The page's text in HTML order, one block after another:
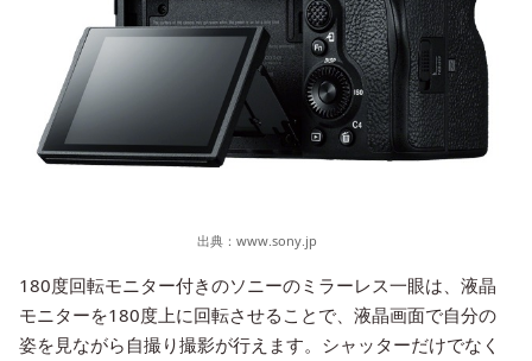
出典： www.sony.jp
180度回転モニター付きのソニーのミラーレス一眼は、液晶
モニターを180度上に回転させることで、液晶画面で自分の
姿を見ながら自撮り撮影が行えます。シャッターだけでなく